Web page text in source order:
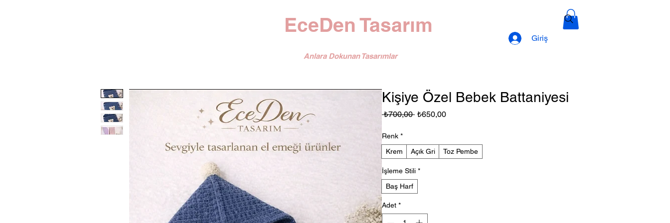
EceDen Tasarım
Anlara Dokunan Tasarımlar
Giriş
Kişiye Özel Bebek Battaniyesi
₺700,00 Normal
₺650,00İndirimli
Renk *
Krem
Açık Gri Toz Pembe
İşleme Stili *
Baş Harf
Adet *